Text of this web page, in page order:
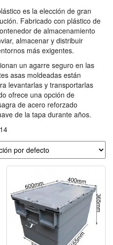
es la elección de gran
Fabricado con plástico de
de almacenamiento
almacenar y distribuir
más exigentes.
un agarre seguro en las
asas moldeadas están
levantarlas y transportarlas
ofrece una opción de
de acero reforzado
de la tapa durante años.